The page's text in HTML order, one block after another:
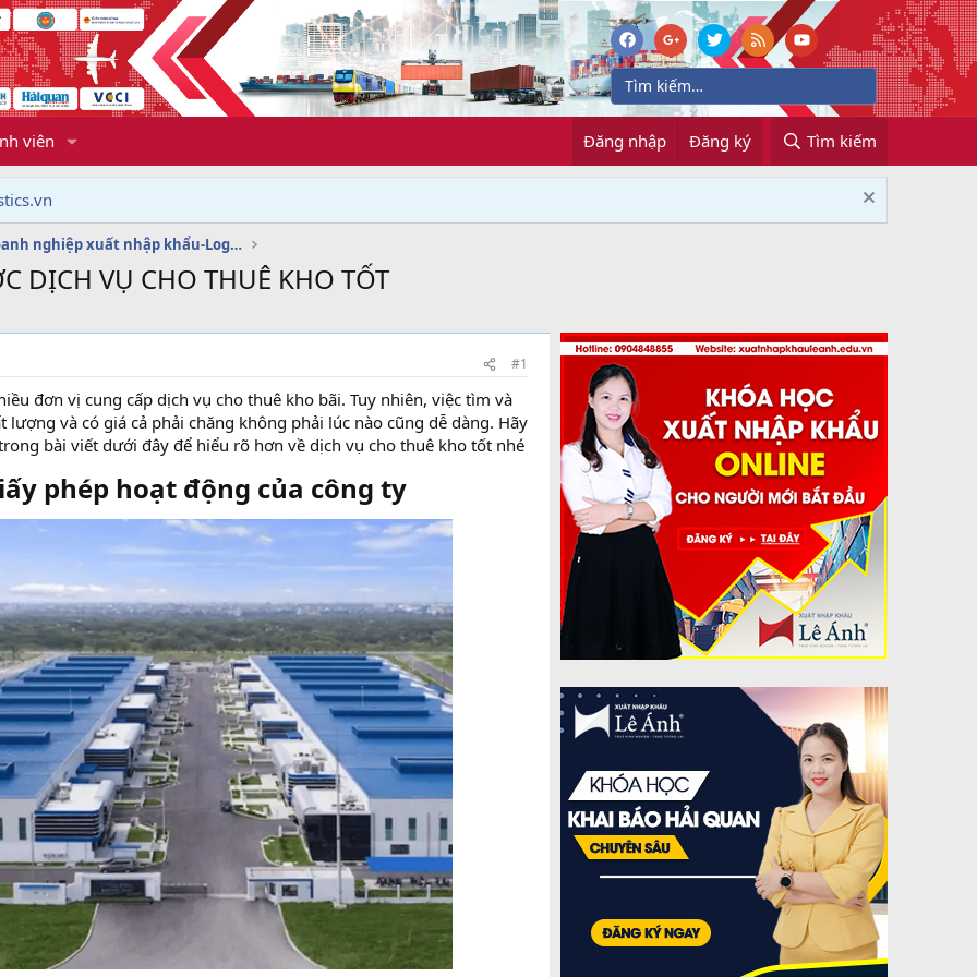
viên Đăng nhập Đăng ký Tìm kiếm
Dịch vụ doanh nghiệp xuất nhập khẩu-Logistics
DỊCH VỤ CHO THUÊ KHO TỐT
#1
đơn vị cung cấp dịch vụ cho thuê kho bãi. Tuy nhiên, việc tìm và
và có giá cả phải chăng không phải lúc nào cũng dễ dàng. Hãy
bài viết dưới đây để hiểu rõ hơn về dịch vụ cho thuê kho tốt nhé
phép hoạt động của công ty